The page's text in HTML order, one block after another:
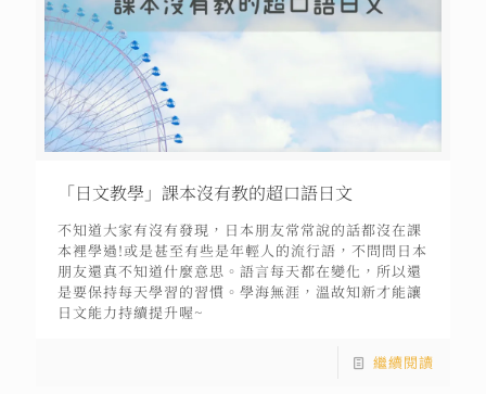
「日文教學」課本沒有教的超口語日文
不知道大家有沒有發現，日本朋友常常說的話都沒在課
本裡學過!或是甚至有些是年輕人的流行語，不問問日本
朋友還真不知道什麼意思。語言每天都在變化，所以還
是要保持每天學習的習慣。學海無涯，溫故知新才能讓
日文能力持續提升喔~
繼續閱讀